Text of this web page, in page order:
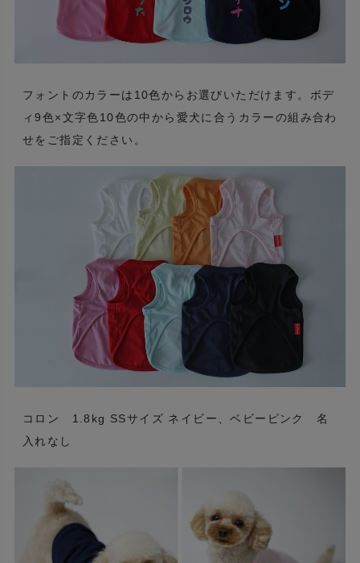
フォントのカラーは10色からお選びいただけます。ボデ
ィ9色×文字色10色の中から愛犬に合うカラーの組み合わ
せをご指定ください。
コロン 1.8kg SSサイズ ネイビー、ベビーピンク 名
入れなし